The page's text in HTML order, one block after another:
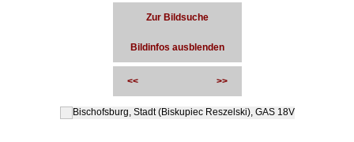
Zur Bildsuche
Bildinfos ausblenden
<< >>